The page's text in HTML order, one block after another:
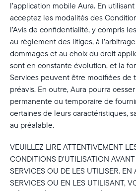
l’application mobile Aura. En
acceptez les modalités des
l’Avis de confidentialité, y compris
au règlement des litiges, à
dommages et au choix du droit
sont en constante évolution, et la
Services peuvent être modifiées de
préavis. En outre, Aura pourra
permanente ou temporaire de
certaines de leurs caractéristiques,
au préalable.
VEUILLEZ LIRE ATTENTIVEMENT
CONDITIONS D’UTILISATION
SERVICES OU DE LES UTILISER.
SERVICES OU EN LES UTILISANT,